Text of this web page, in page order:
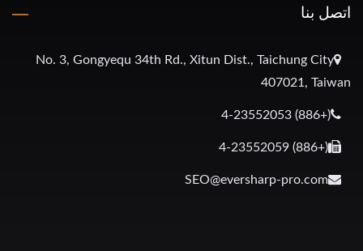
اتصل بنا
No. 3, Gongyequ 34th Rd., Xitun Dist., Taichung City
407021, Taiwan
(+886) 4-23552053
(+886) 4-23552059
SEO@eversharp-pro.com